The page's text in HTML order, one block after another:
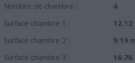
Nombre de chambre :
4
Surface chambre 1 :
12.12
Surface chambre 2 :
9.19
Surface chambre 3 :
16.76